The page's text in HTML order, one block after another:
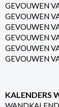
GEVOUWEN
GEVOUWEN
GEVOUWEN
GEVOUWEN
GEVOUWEN
GEVOUWEN
KALENDERS